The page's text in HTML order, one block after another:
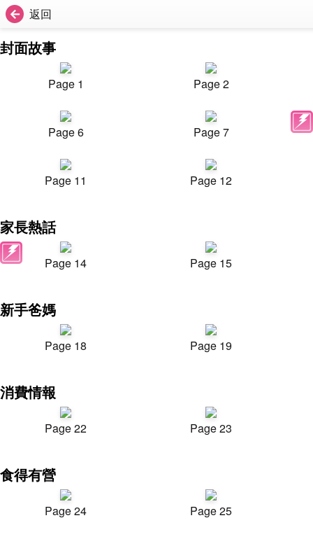
返回
封面故事
Page 1 Page 2
Page 6 Page 7
Page 11 Page 12
家長熱話
Page 14 Page 15
新手爸媽
Page 18 Page 19
消費情報
Page 22 Page 23
食得有營
Page 24 Page 25